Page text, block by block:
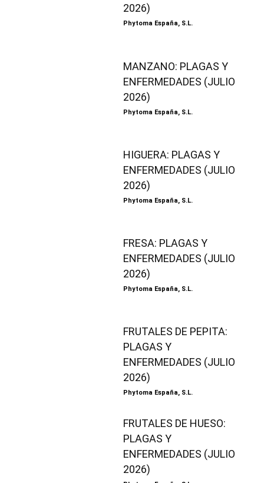
2026)
Phytoma España, S.L.
MANZANO: PLAGAS Y
ENFERMEDADES (JULIO
2026)
Phytoma España, S.L.
HIGUERA: PLAGAS Y
ENFERMEDADES (JULIO
2026)
Phytoma España, S.L.
FRESA: PLAGAS Y
ENFERMEDADES (JULIO
2026)
Phytoma España, S.L.
FRUTALES DE PEPITA:
PLAGAS Y
ENFERMEDADES (JULIO
2026)
Phytoma España, S.L.
FRUTALES DE HUESO:
PLAGAS Y
ENFERMEDADES (JULIO
2026)